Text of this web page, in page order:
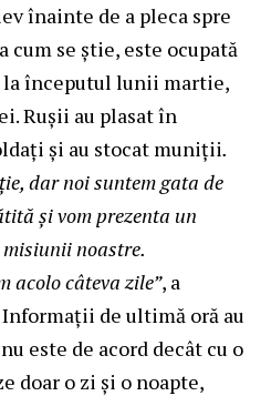
înainte de a pleca spre
cum se știe, este ocupată
la începutul lunii martie,
Rușii au plasat în
și au stocat muniții.
dar noi suntem gata de
și vom prezenta un
noastre.
acolo câteva zile”, a
de ultimă oră au
este de acord decât cu o
doar o zi și o noapte,